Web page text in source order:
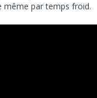
même par temps froid.